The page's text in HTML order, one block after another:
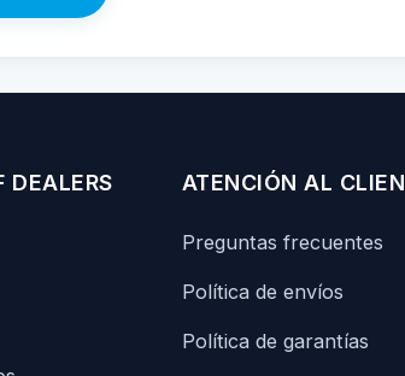
DEALERS
ATENCIÓN AL
Preguntas frecuentes
Política de envíos
Política de garantías